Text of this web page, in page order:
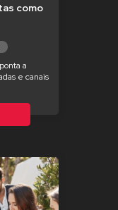
como
a
e canais